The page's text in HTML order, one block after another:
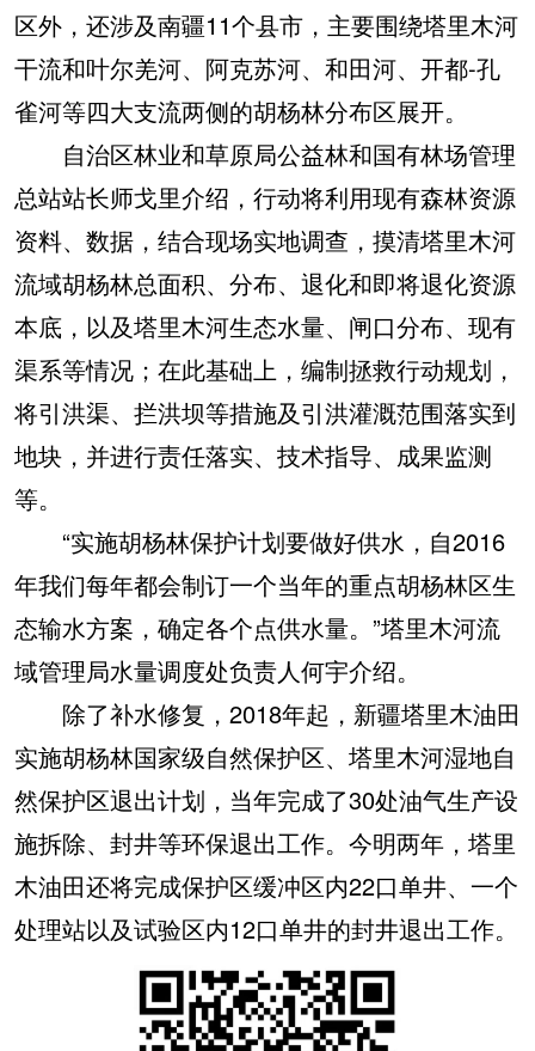
区外，还涉及南疆11个县市，主要围绕塔里木河
干流和叶尔羌河、阿克苏河、和田河、开都-孔
雀河等四大支流两侧的胡杨林分布区展开。
自治区林业和草原局公益林和国有林场管理
总站站长师戈里介绍，行动将利用现有森林资源
资料、数据，结合现场实地调查，摸清塔里木河
流域胡杨林总面积、分布、退化和即将退化资源
本底，以及塔里木河生态水量、闸口分布、现有
渠系等情况；在此基础上，编制拯救行动规划，
将引洪渠、拦洪坝等措施及引洪灌溉范围落实到
地块，并进行责任落实、技术指导、成果监测
等。
“实施胡杨林保护计划要做好供水，自2016
年我们每年都会制订一个当年的重点胡杨林区生
态输水方案，确定各个点供水量。”塔里木河流
域管理局水量调度处负责人何宇介绍。
除了补水修复，2018年起，新疆塔里木油田
实施胡杨林国家级自然保护区、塔里木河湿地自
然保护区退出计划，当年完成了30处油气生产设
施拆除、封井等环保退出工作。今明两年，塔里
木油田还将完成保护区缓冲区内22口单井、一个
处理站以及试验区内12口单井的封井退出工作。